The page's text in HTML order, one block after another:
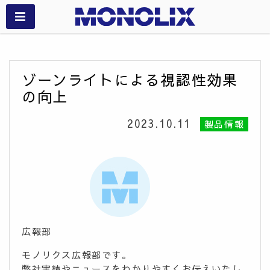
ゾーンライトによる視認性効果
の向上
2023.10.11 製品情報
広報部
モノリクス広報部です。